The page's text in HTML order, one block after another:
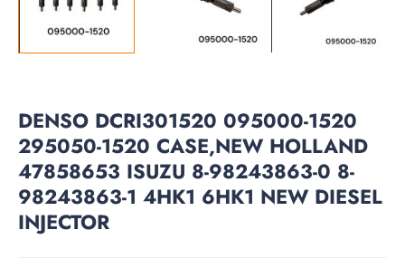
DENSO DCRI301520 095000-1520
295050-1520 CASE,NEW HOLLAND
47858653 ISUZU 8-98243863-0 8-
98243863-1 4HK1 6HK1 NEW DIESEL
INJECTOR